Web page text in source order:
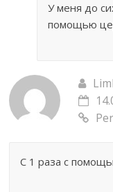
У меня до
помощью
С 1 раза с